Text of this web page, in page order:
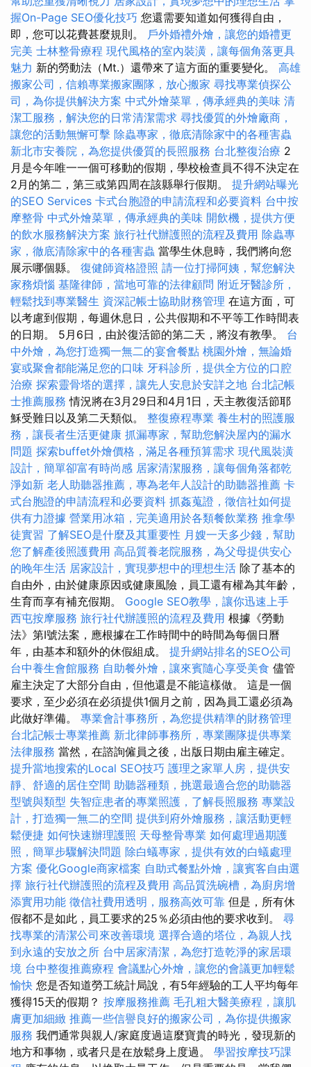
握On-Page SEO優化技巧 您還需要知道如何獲得自由，
即，您可以花費甚麼規則。 戶外婚禮外燴，讓您的婚禮更
完美 士林整骨療程 現代風格的室內裝潢，讓每個角落更具
魅力 新的勞動法（Mt.）還帶來了這方面的重要變化。 高雄
搬家公司，信賴專業搬家團隊，放心搬家 尋找專業偵探公
司，為你提供解決方案 中式外燴菜單，傳承經典的美味 清
潔工服務，解決您的日常清潔需求 尋找優質的外燴廠商，
讓您的活動無懈可擊 除蟲專家，徹底清除家中的各種害蟲
新北市安養院，為您提供優質的長照服務 台北整復治療 2
月是今年唯一一個可移動的假期，學校檢查員不得不決定在
2月的第二，第三或第四周在該縣舉行假期。 提升網站曝光
的SEO Services 卡式台胞證的申請流程和必要資料 台中按
摩整骨 中式外燴菜單，傳承經典的美味 開飲機，提供方便
的飲水服務解決方案 旅行社代辦護照的流程及費用 除蟲專
家，徹底清除家中的各種害蟲 當學生休息時，我們將向您
展示哪個縣。 復健師資格證照 請一位打掃阿姨，幫您解決
家務煩惱 基隆律師，當地可靠的法律顧問 附近牙醫診所，
輕鬆找到專業醫生 資深記帳士協助財務管理 在這方面，可
以考慮到假期，每週休息日，公共假期和不平等工作時間表
的日期。 5月6日，由於復活節的第二天，將沒有教學。 台
中外燴，為您打造獨一無二的宴會餐點 桃園外燴，無論婚
宴或聚會都能滿足您的口味 牙科診所，提供全方位的口腔
治療 探索靈骨塔的選擇，讓先人安息於安詳之地 台北記帳
士推薦服務 情況將在3月29日和4月1日，天主教復活節耶
穌受難日以及第二天類似。 整復療程專業 養生村的照護服
務，讓長者生活更健康 抓漏專家，幫助您解決屋內的漏水
問題 探索buffet外燴價格，滿足各種預算需求 現代風裝潢
設計，簡單卻富有時尚感 居家清潔服務，讓每個角落都乾
淨如新 老人助聽器推薦，專為老年人設計的助聽器推薦 卡
式台胞證的申請流程和必要資料 抓姦蒐證，徵信社如何提
供有力證據 營業用冰箱，完美適用於各類餐飲業務 推拿學
徒實習 了解SEO是什麼及其重要性 月嫂一天多少錢，幫助
您了解產後照護費用 高品質養老院服務，為父母提供安心
的晚年生活 居家設計，實現夢想中的理想生活 除了基本的
自由外，由於健康原因或健康風險，員工還有權為其年齡，
生育而享有補充假期。 Google SEO教學，讓你迅速上手
西屯按摩服務 旅行社代辦護照的流程及費用 根據《勞動
法》第I號法案，應根據在工作時間中的時間為每個日曆
年，由基本和額外的休假組成。 提升網站排名的SEO公司
台中養生會館服務 自助餐外燴，讓來賓隨心享受美食 儘管
雇主決定了大部分自由，但他還是不能這樣做。 這是一個
要求，至少必須在必須提供1個月之前，因為員工還必須為
此做好準備。 專業會計事務所，為您提供精準的財務管理
台北記帳士專業推薦 新北律師事務所，專業團隊提供專業
法律服務 當然，在諮詢僱員之後，出版日期由雇主確定。
提升當地搜索的Local SEO技巧 護理之家單人房，提供安
靜、舒適的居住空間 助聽器種類，挑選最適合您的助聽器
型號與類型 失智症患者的專業照護，了解長照服務 專業設
計，打造獨一無二的空間 提供到府外燴服務，讓活動更輕
鬆便捷 如何快速辦理護照 天母整骨專業 如何處理過期護
照，簡單步驟解決問題 除白蟻專家，提供有效的白蟻處理
方案 優化Google商家檔案 自助式餐點外燴，讓賓客自由選
擇 旅行社代辦護照的流程及費用 高品質洗碗槽，為廚房增
添實用功能 徵信社費用透明，服務高效可靠 但是，所有休
假都不是如此，員工要求的25％必須由他的要求收到。 尋
找專業的清潔公司來改善環境 選擇合適的塔位，為親人找
到永遠的安放之所 台中居家清潔，為您打造乾淨的家居環
境 台中整復推薦療程 會議點心外燴，讓您的會議更加輕鬆
愉快 您是否知道勞工統計局說，有5年經驗的工人平均每年
獲得15天的假期？ 按摩服務推薦 毛孔粗大醫美療程，讓肌
膚更加細緻 推薦一些信譽良好的搬家公司，為你提供搬家
服務 我們通常與親人/家庭度過這麼寶貴的時光，發現新的
地方和事物，或者只是在放鬆身上度過。 學習按摩技巧課